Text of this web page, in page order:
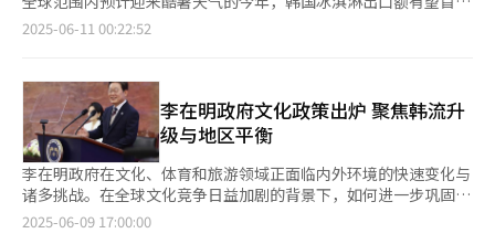
牌打造差异化合作模式，实现共赢。
业部相关负责人表示，待预算案正式获批后，将立即启动预算执行
程序，并通过建立完善的监督管理机制，确保各项政策落实到位。
已自去年11月起对韩国试行单方面免签政策。 韩国政府也自今年
第三季度起对中国团体游客实行免签入境政策，乐天与新罗两大免
费。乐天免税店正在与入境旅行社合作，开发结合购物与旅游的多
样化产品，包括美妆课堂、韩流内容体验等，并计划在核心商圈推
出互动体验内容。 新罗免税店则通过与中国当地办事处协作，积
极吸引MICE（会议、奖励旅游、会展、活动）及高附加值团体游
客。举措包括设立大型LED欢迎屏、提供Gold Pass贵宾礼包、举
办团体专属活动与展示空间、扩充中国游客喜爱的品牌商品，同时
提供本地定制化服务。新罗免税店还启用拥有多国粉丝的K-POP男
团B1A4出身歌手兼演员郑振永为宣传大使，扩大在华市场影响
《疯狂元素城》（约723万人次）、《铃芽之旅》（约557万人
次）等影片持续带动观影热潮。 反观今年，原本被视为票房保障
然同期竞争影片不多，但观影人次仅约301万。汤姆·克鲁斯主演
的动作大片《碟中谍8：最终清算》累计观影人次也仅停留在305
万左右。目前，两部影片日均观影人次已降至约1万，预售率持续
走低，市场普遍预计后续票房增长空间有限。 尽管整体表现未达
预期，《碟中谍8：最终清算》和《编号17》仍分列今年票房榜第
二、第三名，突破300万人次被视为市场亮点。除这三部影片外，
仅有《漫画威龙2》（约254万人次）和《终极对弈》（约214万人
次）票房突破200万，全年观众人数超过百万的作品也只有四部。
突破1亿美元大关。 韩国关税厅（海关）10日数据显示，今年1月
元。韩国冰淇淋出口额自2020年起逐年增长，2020年为6067万美
元，2021年为7242万美元，2022年达7760万美元，2023年进一
步增长至9310万美元。 带动出口增长的领军企业是宾格瑞。去年
韩国冰淇淋企业向全球60个国家共出口3.8亿支冰淇淋，其中约1.8
亿支为宾格瑞的Melona棒冰。Melona在韩国主打哈密瓜口味，而
在海外市场则推出草莓、芒果、椰子等多种风味，以满足不同国家
的口味偏好，积极推进产品本地化。 值得一提的是，宾格瑞为了
应对欧盟对乳制品的出口限制，推出以植物性原材料制作的
2025-06-11 00:22:52
李在明政府文化政策出炉 聚焦韩流升
级与地区平衡
李在明政府在文化、体育和旅游领域正面临内外环境的快速变化与
诸多挑战。在全球文化竞争日益加剧的背景下，如何进一步巩固韩
国文化（K-Culture）的国际地位、解决首都圈与地方之间长期存
2025-06-09 17:00:00